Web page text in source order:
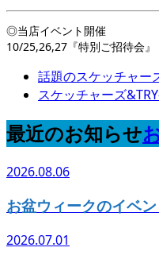
◎当店イベント開催
10/25,26,27『特別ご招待会』
話題のスケッチャー
スケッチャーズ
最近のお知らせ
2026.08.06
お盆ウィークのイベン
2026.07.01